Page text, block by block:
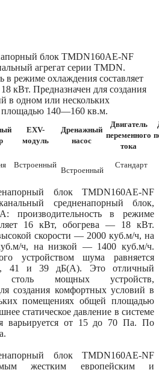
блок TMDN160AE-NF
агрегат серии TMDN.
в режиме охлаждения составляет
кВт. Предназначен для создания
в одном или нескольких
140—160 кв.м.
EXV-
модуль
Дренажный
насос
Двигатель
переменного
тока
Встроенный
Встроенный
Стандарт
блок TMDN160AE-NF
средненапорный блок,
производительность в режиме
16 кВт, обогрева — 18 кВт.
скорости — 2000 куб.м/ч, на
ч, на низкой — 1400 куб.м/ч.
устройством шума равняется
41 и 39 дБ(А). Это отличный
столь мощных устройств,
создания комфортных условий в
помещениях общей площадью
статическое давление в системе
варьируется от 15 до 70 Па. По
блок TMDN160AE-NF
жестким европейским и